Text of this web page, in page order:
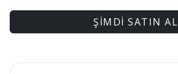
ŞİMDİ SATIN AL